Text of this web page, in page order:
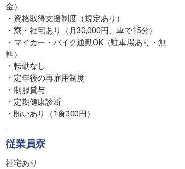
金）
・資格取得支援制度（規定あり）
・寮・社宅あり（月30,000円、車で15分）
・マイカー・バイク通勤OK（駐車場あり・無
料）
・転勤なし
・定年後の再雇用制度
・制服貸与
・定期健康診断
・賄いあり（1食300円）
従業員寮
社宅あり